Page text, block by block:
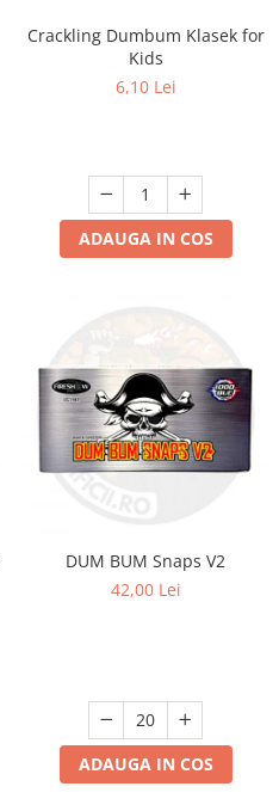
Crackling Dumbum Klasek for
Kids
6,10 Lei
ADAUGA IN COS
DUM BUM Snaps V2
42,00 Lei
ADAUGA IN COS